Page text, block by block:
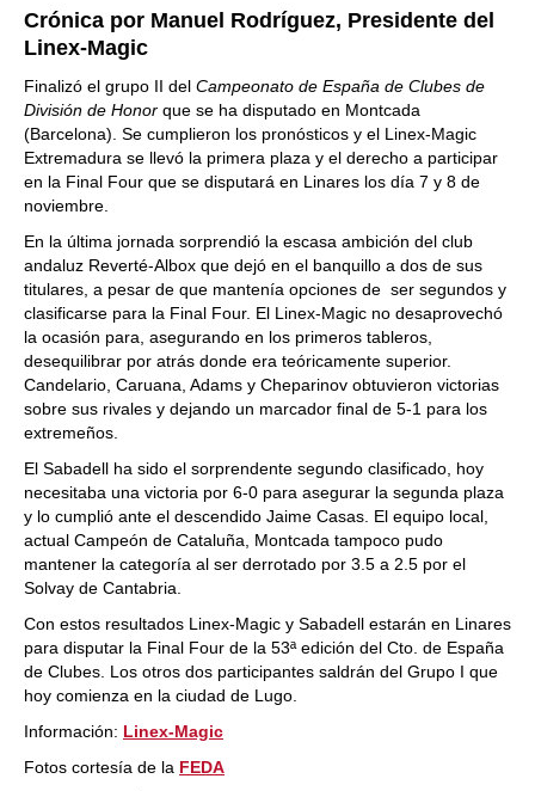
Crónica por Manuel Rodríguez, Presidente del
Linex-Magic
Finalizó el grupo II del Campeonato de España de Clubes de
División de Honor que se ha disputado en Montcada
(Barcelona). Se cumplieron los pronósticos y el Linex-Magic
Extremadura se llevó la primera plaza y el derecho a participar
en la Final Four que se disputará en Linares los día 7 y 8 de
noviembre.
En la última jornada sorprendió la escasa ambición del club
andaluz Reverté-Albox que dejó en el banquillo a dos de sus
titulares, a pesar de que mantenía opciones de ser segundos y
clasificarse para la Final Four. El Linex-Magic no desaprovechó
la ocasión para, asegurando en los primeros tableros,
desequilibrar por atrás donde era teóricamente superior.
Candelario, Caruana, Adams y Cheparinov obtuvieron victorias
sobre sus rivales y dejando un marcador final de 5-1 para los
extremeños.
El Sabadell ha sido el sorprendente segundo clasificado, hoy
necesitaba una victoria por 6-0 para asegurar la segunda plaza
y lo cumplió ante el descendido Jaime Casas. El equipo local,
actual Campeón de Cataluña, Montcada tampoco pudo
mantener la categoría al ser derrotado por 3.5 a 2.5 por el
Solvay de Cantabria.
Con estos resultados Linex-Magic y Sabadell estarán en Linares
para disputar la Final Four de la 53ª edición del Cto. de España
de Clubes. Los otros dos participantes saldrán del Grupo I que
hoy comienza en la ciudad de Lugo.
Información: Linex-Magic
Fotos cortesía de la FEDA